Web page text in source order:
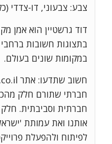
צבע: צבעוני, דו-צדדי
דוד גרשטיין הוא אמן
בתצוגות חשובות
במקומות שונים בעולם.
חברתי שתורם חלק
חברתית וסביבתית.
אותנו ואת עמותת
לפיתוח ולהפעלת